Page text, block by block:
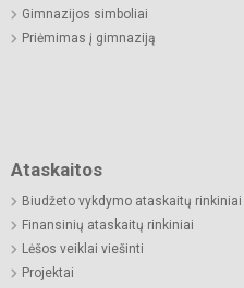
Gimnazijos simboliai
Priėmimas į gimnaziją
Ataskaitos
Biudžeto vykdymo ataskaitų rinkiniai
Finansinių ataskaitų rinkiniai
Lėšos veiklai viešinti
Projektai